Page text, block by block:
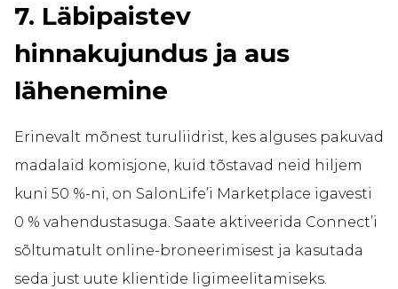
7. Läbipaistev
hinnakujundus ja aus
lähenemine
Erinevalt mõnest turuliidrist, kes alguses pakuvad
madalaid komisjone, kuid tõstavad neid hiljem
kuni 50 %-ni, on SalonLife’i Marketplace igavesti
0 % vahendustasuga. Saate aktiveerida Connect’i
sõltumatult online-broneerimisest ja kasutada
seda just uute klientide ligimeelitamiseks.